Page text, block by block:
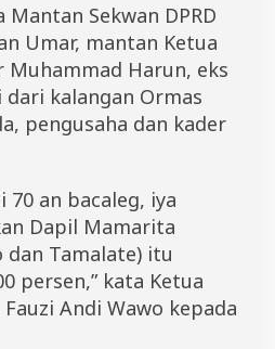
Mantan Sekwan DPRD
Umar, mantan Ketua
Muhammad Harun, eks
kalangan Ormas
pengusaha dan kader
70 an bacaleg, iya
Dapil Mamarita
dan Tamalate) itu
persen,” kata Ketua
Fauzi Andi Wawo kepada